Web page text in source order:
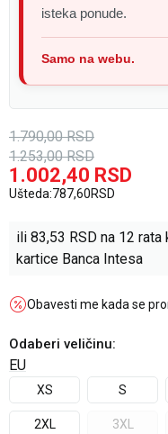
isteka ponude.
Samo na webu.
1.790,00 RSD
1.253,00 RSD
1.002,40 RSD
Ušteda:787,60RSD
ili 83,53 RSD na 12
kartice Banca Intesa
Obavesti me kada se
Odaberi veličinu:
EU
XS
S
2XL 3XL